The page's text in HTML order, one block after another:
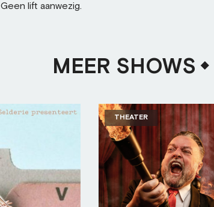
Geen lift aanwezig.
MEER SHOWS
THEATER